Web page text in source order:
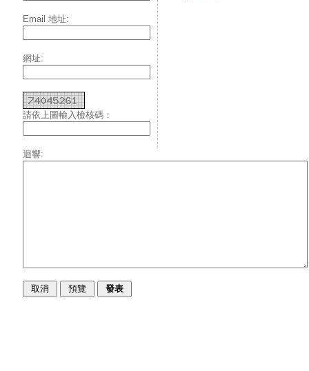
Email 地址:
網址:
請依上圖輸入檢核碼：
迴響: